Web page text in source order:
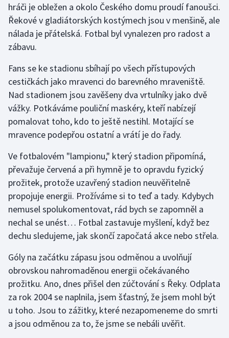
Moderní pětiboj
Motorsport
Olympijské hry
Parasport
Plavání
Ragby
Rychlobruslení
Rychlostní kanoistika
Short track
Sportovní střelba
Stolní tenis
Triatlon
hráči je obležen a okolo Českého domu proudí fanoušci.
Řekové v gladiátorských kostýmech jsou v menšině, ale
nálada je přátelská. Fotbal byl vynalezen pro radost a
zábavu.
Fans se ke stadionu sbíhají po všech přístupových
cestičkách jako mravenci do barevného mraveniště.
Nad stadionem jsou zavěšeny dva vrtulníky jako dvě
vážky. Potkáváme pouliční maskéry, kteří nabízejí
pomalovat toho, kdo to ještě nestihl. Motající se
mravence podepřou ostatní a vrátí je do řady.
Ve fotbalovém "lampionu," který stadion připomíná,
převažuje červená a při hymně je to opravdu fyzický
prožitek, protože uzavřený stadion neuvěřitelně
propojuje energii. Prožíváme si to teď a tady. Kdybych
nemusel spolukomentovat, rád bych se zapomněl a
nechal se unést… Fotbal zastavuje myšlení, když bez
dechu sledujeme, jak skončí započatá akce nebo střela.
Góly na začátku zápasu jsou odměnou a uvolňují
obrovskou nahromaděnou energii očekávaného
prožitku. Ano, dnes přišel den zúčtování s Řeky. Odplata
za rok 2004 se naplnila, jsem šťastný, že jsem mohl být
u toho. Jsou to zážitky, které nezapomeneme do smrti
a jsou odměnou za to, že jsme se nebáli uvěřit.